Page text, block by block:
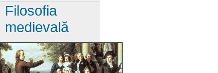
Filosofia
medievală